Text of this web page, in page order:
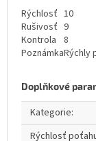
Rýchlosť 10
Rušivosť 9
Kontrola 8
PoznámkaRýchly
Doplňkové
Kategorie:
Rýchlosť